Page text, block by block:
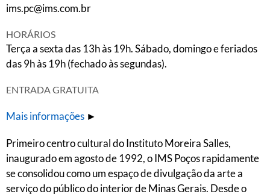
ims.pc@ims.com.br
HORÁRIOS
Terça a sexta das 13h às 19h. Sábado, domingo e feriados
das 9h às 19h (fechado às segundas).
ENTRADA GRATUITA
Mais informações ►
Primeiro centro cultural do Instituto Moreira Salles,
inaugurado em agosto de 1992, o IMS Poços rapidamente
se consolidou como um espaço de divulgação da arte a
serviço do público do interior de Minas Gerais. Desde o